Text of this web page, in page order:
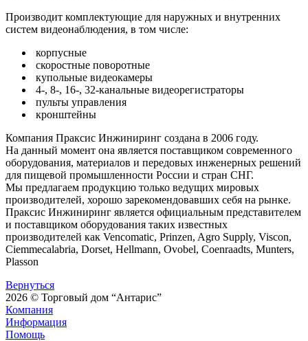
Производит комплектующие для наружных и внутренних
систем видеонаблюдения, в том числе:
корпусные
скоростные поворотные
купольные видеокамеры
4-, 8-, 16-, 32-канальные видеорегистраторы
пульты управления
кронштейны
Компания Праксис Инжиниринг создана в 2006 году.
На данный момент она является поставщиком современного
оборудования, материалов и передовых инженерных решений
для пищевой промышленности России и стран СНГ.
Мы предлагаем продукцию только ведущих мировых
производителей, хорошо зарекомендовавших себя на рынке.
Праксис Инжиниринг является официальным представителем
и поставщиком оборудования таких известных
производителей как Vencomatic, Prinzen, Agro Supply, Viscon,
Ciemmecalabria, Dorset, Hellmann, Ovobel, Coenraadts, Munters,
Plasson
Вернуться
2026 © Торговый дом “Антарис”
Компания
Информация
Помощь